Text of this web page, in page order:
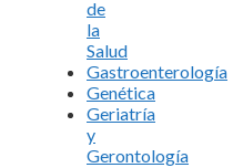
de
la
Salud
Gastroenterología
Genética
Geriatría
y
Gerontología